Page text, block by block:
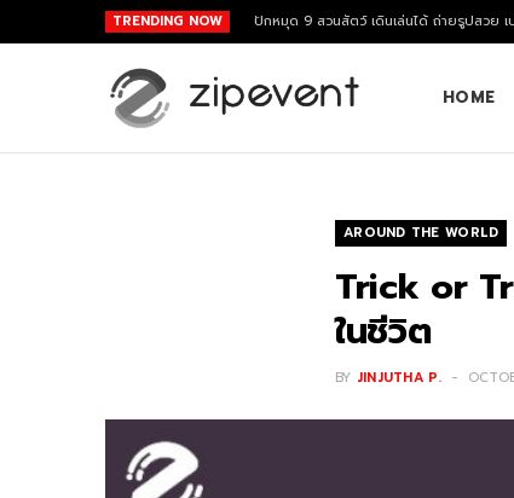
TRENDING NOW ปักหมุด 9 สวนสัตว์ เดินเล่นได้ ถ่ายรูปสวย เ
HOME
AROUND THE WORLD
Trick or
ในชีวิต
BY JINJUTHA P.